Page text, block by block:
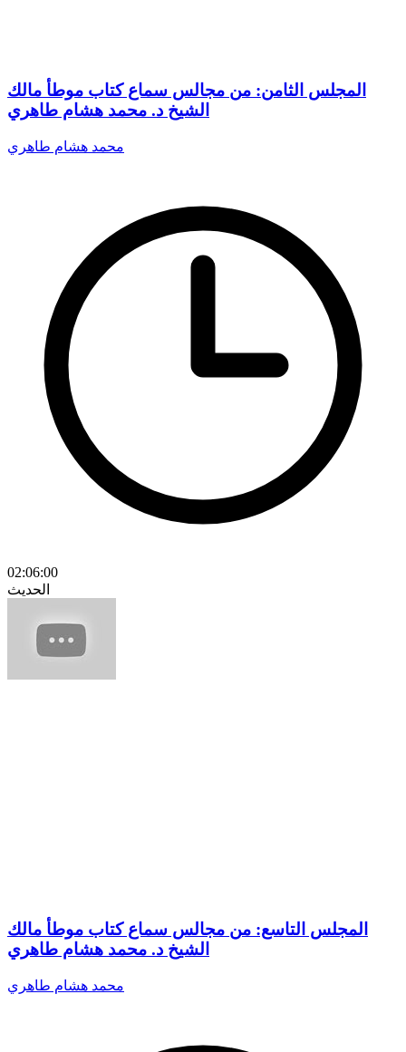
المجلس الثامن: من مجالس سماع كتاب موطأ مالك
الشيخ د. محمد هشام طاهري
محمد هشام طاهري
02:06:00
الحديث
المجلس التاسع: من مجالس سماع كتاب موطأ مالك
الشيخ د. محمد هشام طاهري
محمد هشام طاهري